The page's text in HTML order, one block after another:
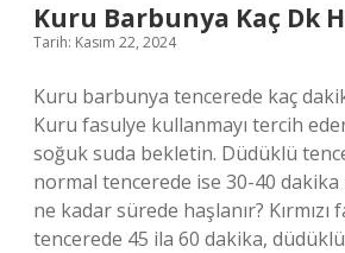
Kuru Barbunya Kaç Dk
Tarih: Kasım 22, 2024
Kuru barbunya tencerede kaç
Kuru fasulye kullanmayı tercih
soğuk suda bekletin. Düdüklü
normal tencerede ise 30-40
ne kadar sürede haşlanır?
tencerede 45 ila 60 dakika,